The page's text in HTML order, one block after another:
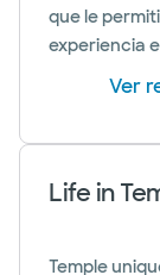
que le
experiencia
Ver
Life in
Temple